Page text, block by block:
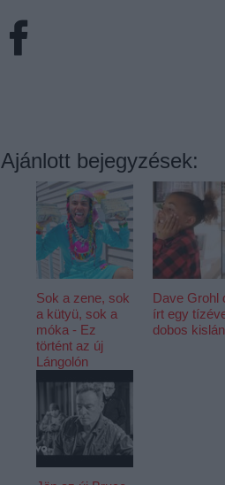
Ajánlott bejegyzések:
Sok a zene, sok
a kütyü, sok a
móka - Ez
történt az új
Lángolón
Dave Grohl
írt egy
dobos